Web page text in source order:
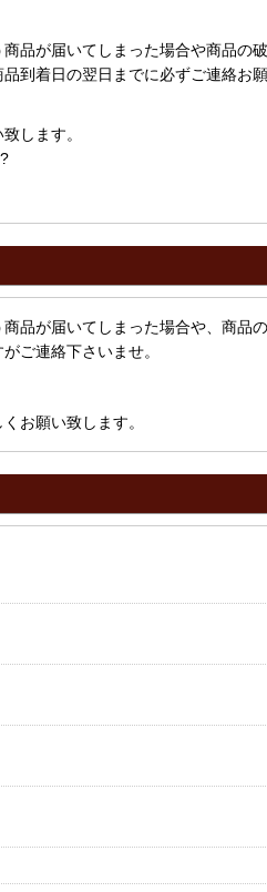
品が届いてしまった場合や商品の破
到着日の翌日までに必ずご連絡お
します。
品が届いてしまった場合や、商品
ご連絡下さいませ。
お願い致します。